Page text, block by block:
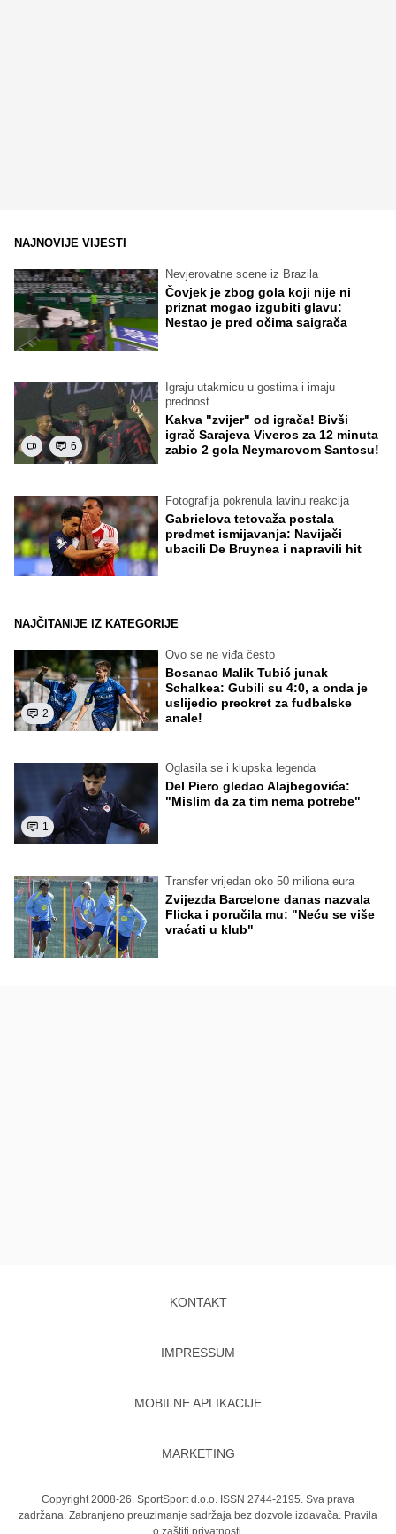
NAJNOVIJE VIJESTI
Nevjerovatne scene iz Brazila
Čovjek je zbog gola koji nije ni
priznat mogao izgubiti glavu:
Nestao je pred očima saigrača
6
Igraju utakmicu u gostima i imaju
prednost
Kakva "zvijer" od igrača! Bivši
igrač Sarajeva Viveros za 12 minuta
zabio 2 gola Neymarovom Santosu!
Fotografija pokrenula lavinu reakcija
Gabrielova tetovaža postala
predmet ismijavanja: Navijači
ubacili De Bruynea i napravili hit
NAJČITANIJE IZ KATEGORIJE
2
Ovo se ne viđa često
Bosanac Malik Tubić junak
Schalkea: Gubili su 4:0, a onda je
uslijedio preokret za fudbalske
anale!
1
Oglasila se i klupska legenda
Del Piero gledao Alajbegovića:
"Mislim da za tim nema potrebe"
Transfer vrijedan oko 50 miliona eura
Zvijezda Barcelone danas nazvala
Flicka i poručila mu: "Neću se više
vraćati u klub"
KONTAKT
IMPRESSUM
MOBILNE APLIKACIJE
MARKETING
Copyright 2008-26. SportSport d.o.o. ISSN 2744-2195. Sva prava
zadržana. Zabranjeno preuzimanje sadržaja bez dozvole izdavača. Pravila